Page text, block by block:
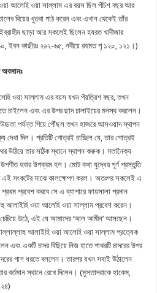
আলেহি ওয়া সাল্লাম এর বয়স ছিল পঁচিশ বছর আর
বিয়ের খুতবা পাঠ করেন এবং এখান থেকেই তাঁর
ছাড়া আর সকলেই ছিলেন হযরত খাদীজার
ইবন কাছীরঃ ২৬২-৬৫, নবীয়ে রহমত পৃ ১২০, ১২১।)
অবসানঃ
ওয়া সাল্লাম এর বয়স যখন পঁয়ত্রিশ বছর, তখন
চাইলেন এবং এর উপর ছাদ ঢালাইয়ের মনস্থ করলেন।
পর্যন্ত গিয়ে পৌঁছল তখন হাজরে আসওয়াদ স্থাপন
দেখা দিল। প্রতিটি গোত্রই চাচ্ছিল যে, তার গোত্রই
উঠিয়ে তার সঠিক স্থানে স্থাপন করুক। মতানৈক্য
উপণীত হবার উপক্রম হল। মোট কথা যুদ্ধের পূর্ণ প্রস্তুতি
এই সংকটের মাঝে কালক্ষেপণ করল। অতঃপর সকলেই এ
প্রবেশ করবে সে এ ব্যাপারে ফায়সালা প্রদান
আলাইহি ওয়া আলেহি ওয়া সাল্লাম প্রবেশ করেন।
উঠে, এই যে আমাদের ‘আল আমীন’ আসছেন।
আলাইহি ওয়া আলেহি ওয়া সাল্লাম প্রত্যেক
এবং একটি চাদর বিছিয়ে নিজ হাতে পাথরটি চাদরের উপর
পাশ ধরতে বললেন। তারপর যখন সবাই উঠালেন
বর্তমান স্থানে রেখে দিলেন। (মুসতাদরাকে হাকেম,